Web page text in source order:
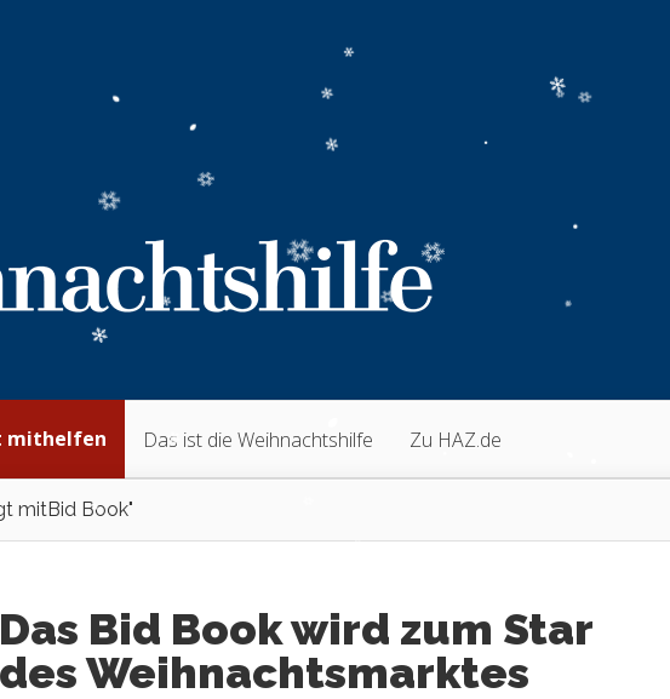
mithelfen Das ist die Weihnachtshilfe Zu HAZ.de
mitBid Book"
Das Bid Book wird zum Star
des Weihnachtsmarktes